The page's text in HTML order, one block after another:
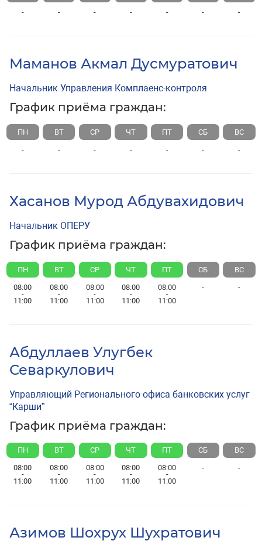
-
-
-
-
-
-
-
Маманов Акмал Дусмуратович
Начальник Управления Комплаенс-контроля
График приёма граждан:
ПН
-
ВТ
-
СР
-
ЧТ
-
ПТ
-
СБ
-
ВС
-
Хасанов Мурод Абдувахидович
Начальник ОПЕРУ
График приёма граждан:
ПН
08:00
-
11:00
ВТ
08:00
-
11:00
СР
08:00
-
11:00
ЧТ
08:00
-
11:00
ПТ
08:00
-
11:00
СБ
-
ВС
-
Абдуллаев Улугбек
Севаркулович
Управляющий Регионального офиса банковских услуг
“Карши”
График приёма граждан:
ПН
08:00
-
11:00
ВТ
08:00
-
11:00
СР
08:00
-
11:00
ЧТ
08:00
-
11:00
ПТ
08:00
-
11:00
СБ
-
ВС
-
Азимов Шохрух Шухратович